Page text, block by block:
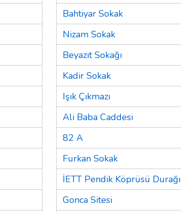
Bahtiyar Sokak
Nizam Sokak
Beyazıt Sokağı
Kadir Sokak
Işık Çıkmazı
Ali Baba Caddesi
82 A
Furkan Sokak
İETT Pendik Köprüsü Durağı
Gonca Sitesi